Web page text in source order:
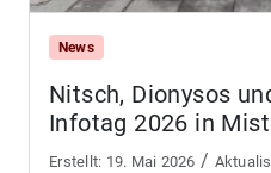
News
Nitsch, Dionysos
Infotag 2026 in
19. Mai 2026 /